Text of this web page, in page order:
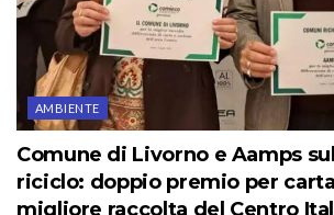
AMBIENTE
Comune di Livorno e Aamps
riciclo: doppio premio per
migliore raccolta del Centro